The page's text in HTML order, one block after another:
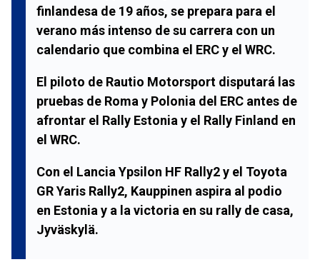
finlandesa de 19 años, se prepara para el
verano más intenso de su carrera con un
calendario que combina el ERC y el WRC.
El piloto de Rautio Motorsport disputará las
pruebas de Roma y Polonia del ERC antes de
afrontar el Rally Estonia y el Rally Finland en
el WRC.
Con el Lancia Ypsilon HF Rally2 y el Toyota
GR Yaris Rally2, Kauppinen aspira al podio
en Estonia y a la victoria en su rally de casa,
Jyväskylä.